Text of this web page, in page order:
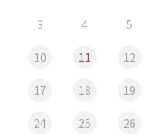
3 4 5
10 11 12
17 18 19
24 25 26